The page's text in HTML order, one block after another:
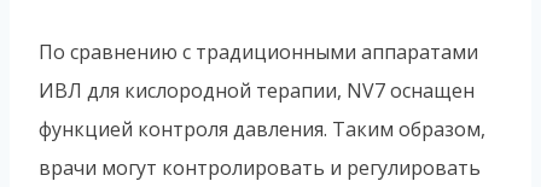
По сравнению с традиционными аппаратами
ИВЛ для кислородной терапии, NV7 оснащен
функцией контроля давления. Таким образом,
врачи могут контролировать и регулировать